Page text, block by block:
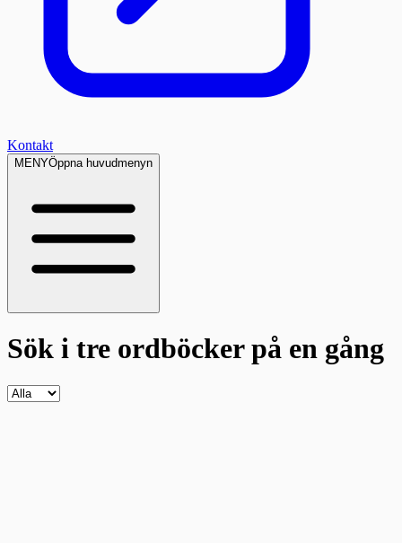
Kontakt
MENYÖppna huvudmenyn
Sök i tre ordböckerpå en gång